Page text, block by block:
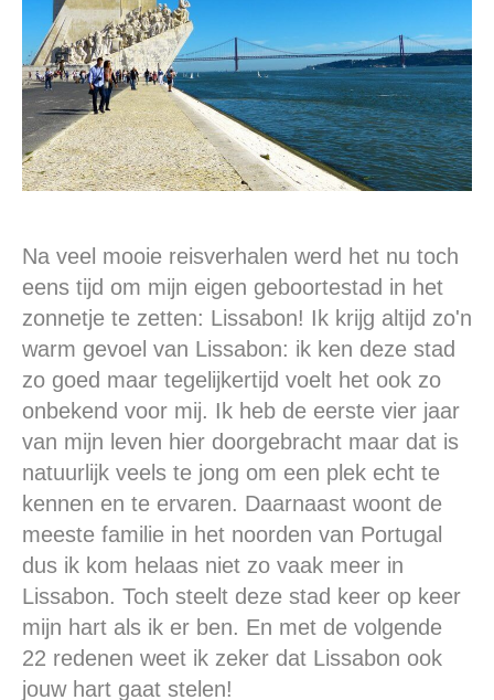
Na veel mooie reisverhalen werd het nu toch
eens tijd om mijn eigen geboortestad in het
zonnetje te zetten: Lissabon! Ik krijg altijd zo'n
warm gevoel van Lissabon: ik ken deze stad
zo goed maar tegelijkertijd voelt het ook zo
onbekend voor mij. Ik heb de eerste vier jaar
van mijn leven hier doorgebracht maar dat is
natuurlijk veels te jong om een plek echt te
kennen en te ervaren. Daarnaast woont de
meeste familie in het noorden van Portugal
dus ik kom helaas niet zo vaak meer in
Lissabon. Toch steelt deze stad keer op keer
mijn hart als ik er ben. En met de volgende
22 redenen weet ik zeker dat Lissabon ook
jouw hart gaat stelen!